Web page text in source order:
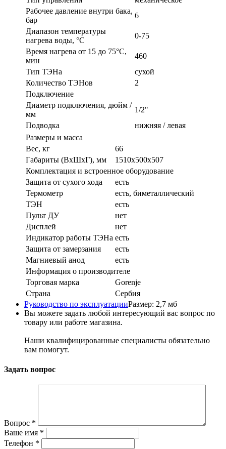
Рабочее давление внутри бака,
бар
6
Диапазон температуры
нагрева воды, °C
0-75
Время нагрева от 15 до 75°C,
мин
460
Тип ТЭНа
сухой
Количество ТЭНов
2
Подключение
Диаметр подключения, дюйм /
мм
1/2"
Подводка
нижняя / левая
Размеры и масса
Вес, кг
66
Габариты (ВxШxГ), мм
1510x500x507
Комплектация и встроенное оборудование
Защита от сухого хода
есть
Термометр
есть, биметаллический
ТЭН
есть
Пульт ДУ
нет
Дисплей
нет
Индикатор работы ТЭНа есть
Защита от замерзания
есть
Магниевый анод
есть
Информация о производителе
Торговая марка
Gorenje
Страна
Сербия
Руководство по эксплуатацииРазмер: 2,7 мб
Вы можете задать любой интересующий вас вопрос по
товару или работе магазина.
Наши квалифицированные специалисты обязательно
вам помогут.
Задать вопрос
Вопрос *
Ваше имя *
Телефон *